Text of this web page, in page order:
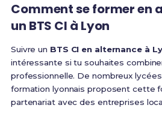
Comment se former en
un BTS CI à Lyon
Suivre un BTS CI en alternance à
intéressante si tu souhaites
professionnelle. De nombreux
formation lyonnais proposent cette
partenariat avec des entreprises